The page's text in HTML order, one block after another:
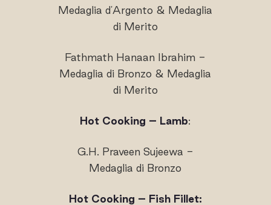
Medaglia d'Argento & Medaglia
di Merito
Fathmath Hanaan Ibrahim -
Medaglia di Bronzo & Medaglia
di Merito
Hot Cooking – Lamb:
G.H. Praveen Sujeewa -
Medaglia di Bronzo
Hot Cooking – Fish Fillet: